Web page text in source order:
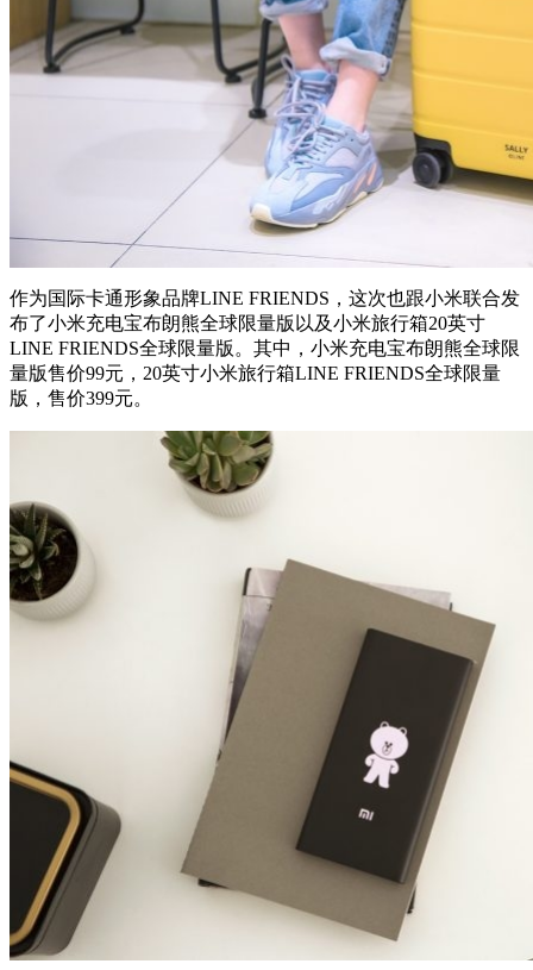
作为国际卡通形象品牌LINE FRIENDS，这次也跟小米联合发
布了小米充电宝布朗熊全球限量版以及小米旅⾏箱20英寸
LINE FRIENDS全球限量版。其中，小米充电宝布朗熊全球限
量版售价99元，20英寸小米旅⾏箱LINE FRIENDS全球限量
版，售价399元。